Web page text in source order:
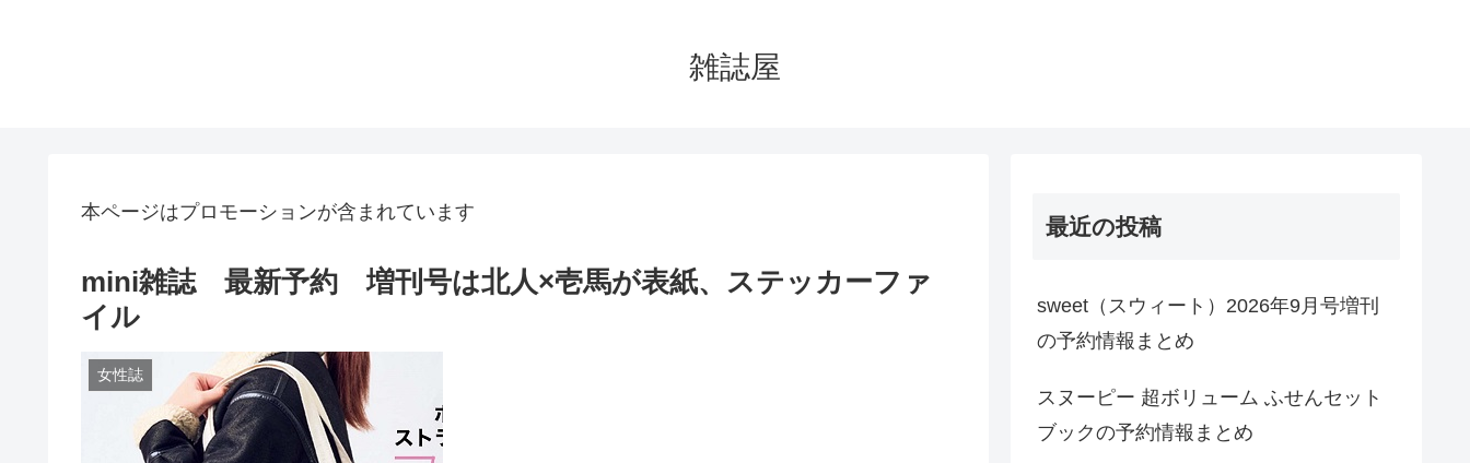
雑誌屋
本ページはプロモーションが含まれています
mini雑誌 最新予約 増刊号は北人×壱馬が表紙、ステッカーファ
イル
女性誌
最近の投稿
sweet（スウィート）2026年9月号増刊
の予約情報まとめ
スヌーピー 超ボリューム ふせんセット
ブックの予約情報まとめ